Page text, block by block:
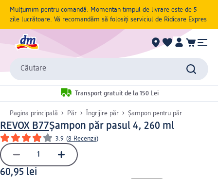
Mulțumim pentru comandă. Momentan timpul de livrare este de 5
zile lucrătoare. Vă recomandăm să folosiți serviciul de Ridicare Expres
Căutare
Transport gratuit de la 150 Lei
Pagina principală Păr Îngrijire păr Șampon pentru păr
REVOX B77Şampon păr pasul 4, 260 ml
3.9 (8 Recenzii)
60,95 lei